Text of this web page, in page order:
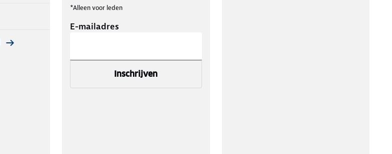
*Alleen voor leden
E-mailadres
Inschrijven